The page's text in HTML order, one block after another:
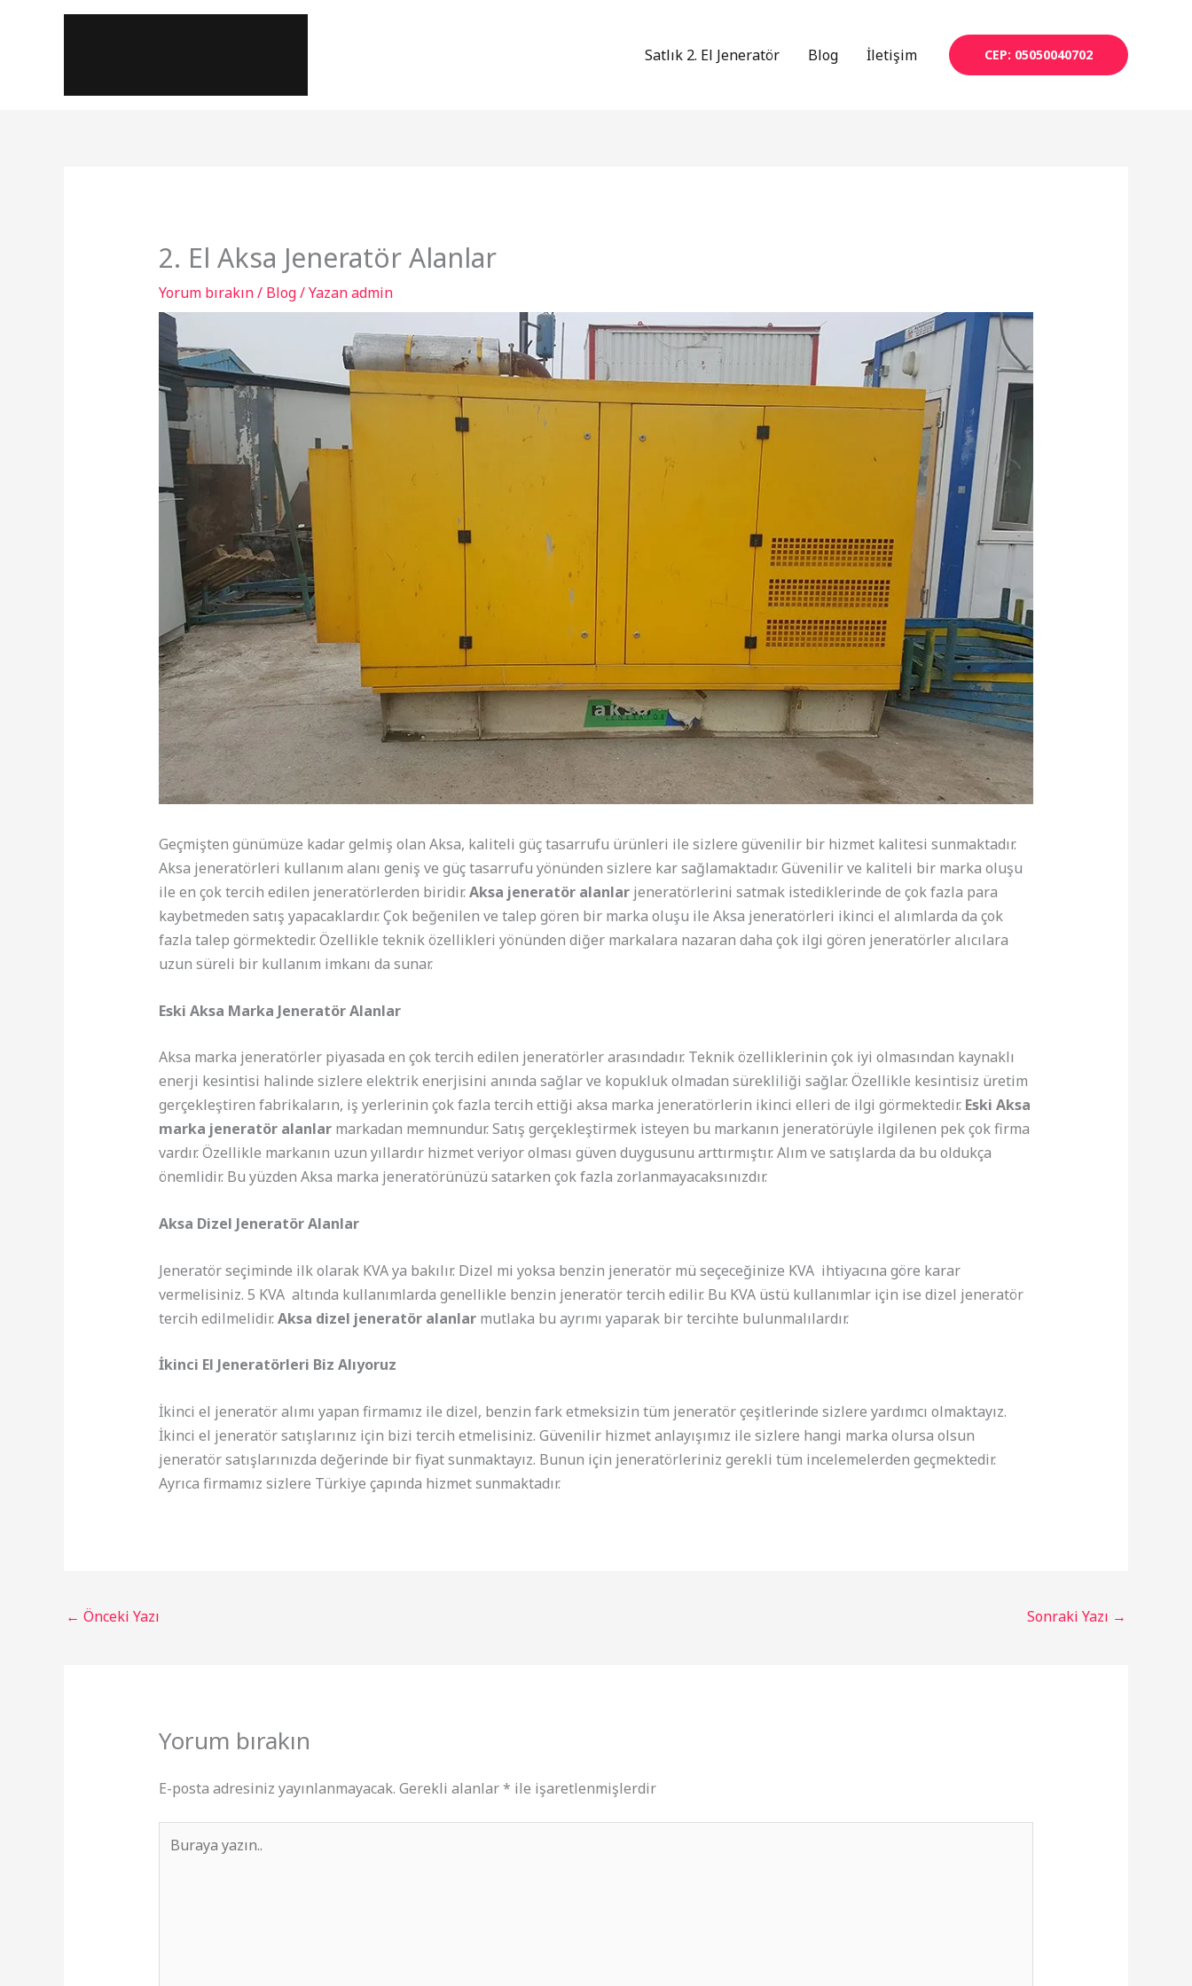
Satlık 2. El Jeneratör
Blog İletişim CEP: 05050040702
2. El Aksa Jeneratör Alanlar
Yorum bırakın/ Blog/ Yazanadmin
Geçmişten günümüze kadar gelmiş olan Aksa, kaliteli güç tasarrufu ürünleri ile sizlere güvenilir bir hizmet kalitesi sunmaktadır.
Aksa jeneratörleri kullanım alanı geniş ve güç tasarrufu yönünden sizlere kar sağlamaktadır. Güvenilir ve kaliteli bir marka oluşu
ile en çok tercih edilen jeneratörlerden biridir.Aksa jeneratör alanlarjeneratörlerini satmak istediklerinde de çok fazla para
kaybetmeden satış yapacaklardır. Çok beğenilen ve talep gören bir marka oluşu ile Aksa jeneratörleri ikinci el alımlarda da çok
fazla talep görmektedir. Özellikle teknik özellikleri yönünden diğer markalara nazaran daha çok ilgi gören jeneratörler alıcılara
uzun süreli bir kullanım imkanı da sunar.
Eski Aksa Marka Jeneratör Alanlar
Aksa marka jeneratörler piyasada en çok tercih edilen jeneratörler arasındadır. Teknik özelliklerinin çok iyi olmasından kaynaklı
enerji kesintisi halinde sizlere elektrik enerjisini anında sağlar ve kopukluk olmadan sürekliliği sağlar. Özellikle kesintisiz üretim
gerçekleştiren fabrikaların, iş yerlerinin çok fazla tercih ettiği aksa marka jeneratörlerin ikinci elleri de ilgi görmektedir. Eski Aksa
marka jeneratör alanlarmarkadan memnundur. Satış gerçekleştirmek isteyen bu markanın jeneratörüyle ilgilenen pek çok firma
vardır. Özellikle markanın uzun yıllardır hizmet veriyor olması güven duygusunu arttırmıştır. Alım ve satışlarda da bu oldukça
önemlidir. Bu yüzden Aksa marka jeneratörünüzü satarken çok fazla zorlanmayacaksınızdır.
Aksa Dizel Jeneratör Alanlar
Jeneratör seçiminde ilk olarak KVA ya bakılır. Dizel mi yoksa benzin jeneratör mü seçeceğinize KVA ihtiyacına göre karar
vermelisiniz. 5 KVA altında kullanımlarda genellikle benzin jeneratör tercih edilir. Bu KVA üstü kullanımlar için ise dizel jeneratör
tercih edilmelidir.Aksa dizel jeneratör alanlarmutlaka bu ayrımı yaparak bir tercihte bulunmalılardır.
İkinci El Jeneratörleri Biz Alıyoruz
İkinci el jeneratör alımı yapan firmamız ile dizel, benzin fark etmeksizin tüm jeneratör çeşitlerinde sizlere yardımcı olmaktayız.
İkinci el jeneratör satışlarınız için bizi tercih etmelisiniz. Güvenilir hizmet anlayışımız ile sizlere hangi marka olursa olsun
jeneratör satışlarınızda değerinde bir fiyat sunmaktayız. Bunun için jeneratörleriniz gerekli tüm incelemelerden geçmektedir.
Ayrıca firmamız sizlere Türkiye çapında hizmet sunmaktadır.
← Önceki Yazı Sonraki Yazı →
Yorum bırakın
E-posta adresiniz yayınlanmayacak. Gerekli alanlar* ile işaretlenmişlerdir
yazın..